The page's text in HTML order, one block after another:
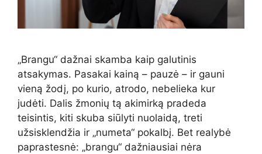
„Brangu“ dažnai skamba kaip galutinis
atsakymas. Pasakai kainą – pauzė – ir gauni
vieną žodį, po kurio, atrodo, nebelieka kur
judėti. Dalis žmonių tą akimirką pradeda
teisintis, kiti skuba siūlyti nuolaidą, treti
užsisklendžia ir „numeta“ pokalbį. Bet realybė
paprastesnė: „brangu“ dažniausiai nėra